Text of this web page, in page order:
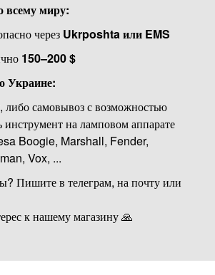
всему миру:
через Ukrposhta или EMS
150–200 $
Украине:
, либо самовывоз с возможностью
инструмент на ламповом аппарате
Boogie, Marshall, Fender,
Vox, ...
Пишите в телеграм, на почту или
к нашему магазину 🙏